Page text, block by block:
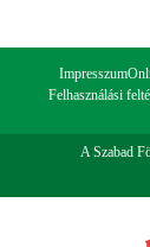
Impresszum
Felhasználási
A Szabad